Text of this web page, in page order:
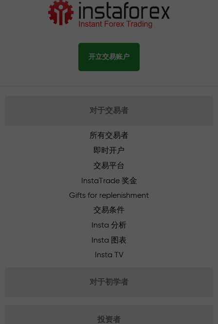
开立交易账户
对于交易者
所有交易者
即时开户
交易平台
InstaTrade 奖金
Gifts for replenishment
交易条件
Insta 分析
Insta 图表
Insta TV
对于初学者
投资者